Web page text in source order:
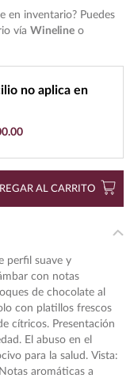
en inventario? Puedes
vía Wineline o
no aplica en
AL CARRITO
perfil suave y
con notas
de chocolate al
con platillos frescos
cítricos. Presentación
El abuso en el
para la salud. Vista:
aromáticas a